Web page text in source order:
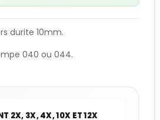
durite 10mm.
040 ou 044.
2X, 3X, 4X, 10X ET 12X